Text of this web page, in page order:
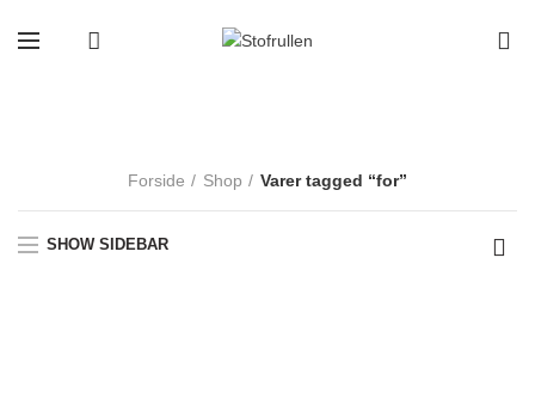
Forside Shop Varer tagged “for”
SHOW SIDEBAR